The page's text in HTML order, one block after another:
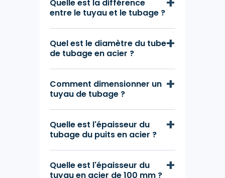
Quelle est la différence
entre le tuyau et le tubage ?
Quel est le diamètre du tube
de tubage en acier ?
Comment dimensionner un
tuyau de tubage ?
Quelle est l'épaisseur du
tubage du puits en acier ?
Quelle est l'épaisseur du
tuyau en acier de 100 mm ?